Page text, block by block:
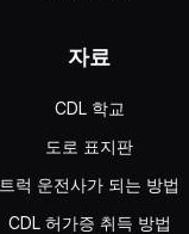
자료
CDL 학교
도로 표지판
트럭 운전사가 되는 방법
CDL 허가증 취득 방법